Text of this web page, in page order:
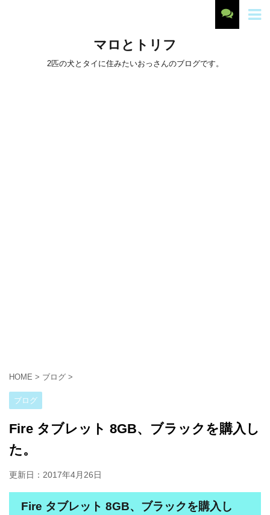
マロとトリフ
2匹の犬とタイに住みたいおっさんのブログです。
HOME > ブログ >
ブログ
Fire タブレット 8GB、ブラックを購入し
た。
更新日： 2017年4月26日
Fire タブレット 8GB、ブラックを購入し